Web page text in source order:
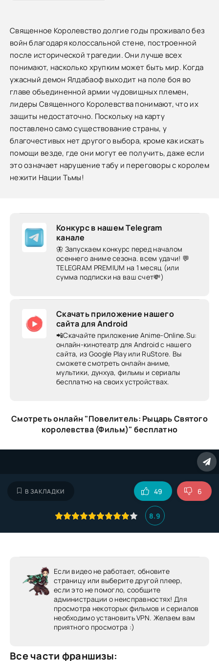
Священное Королевство долгие годы проживало без
войн благодаря колоссальной стене, построенной
после исторической трагедии. Они лучше всех
понимают, насколько хрупким может быть мир. Когда
ужасный демон Ялдабаоф выходит на поле боя во
главе объединенной армии чудовищных племен,
лидеры Священного Королевства понимают, что их
защиты недостаточно. Поскольку на карту
поставлено само существование страны, у
благочестивых нет другого выбора, кроме как искать
помощи везде, где они могут ее получить, даже если
это означает нарушение табу и переговоры с королем
нежити Нации Тьмы!
Конкурс в нашем Telegram
канале
🦋 Запускаем конкурс перед началом
осеннего аниме сезона. всем удачи! 💬
TELEGRAM PREMIUM на 1 месяц (или
сумма подписки на ваш счет💸)
Скачать приложение нашего
сайта для Android
📲Скачайте приложение Anime-Online.Su:
онлайн-кинотеатр для Android c нашего
сайта, из Google Play или RuStore. Вы
сможете смотреть онлайн аниме,
мультики, дунхуа, фильмы и сериалы
бесплатно на своих устройствах.
Смотреть онлайн "Повелитель: Рыцарь Святого
королевства (Фильм)" бесплатно
В ЗАКЛАДКИ
8.9
49 6
Если видео не работает, обновите
страницу или выберите другой плеер,
если это не помогло, сообщите
администрации о неисправностях! Для
просмотра некоторых фильмов и сериалов
необходимо установить VPN. Желаем вам
приятного просмотра :)
Все части франшизы: